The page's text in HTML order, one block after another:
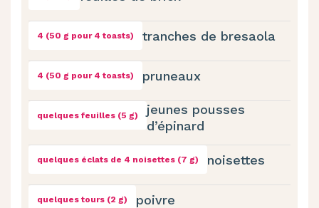
4 (50 g pour 4 toasts) tranches de bresaola
4 (50 g pour 4 toasts) pruneaux
quelques feuilles (5 g)
jeunes pousses
d’épinard
quelques éclats de 4 noisettes (7 g) noisettes
quelques tours (2 g) poivre